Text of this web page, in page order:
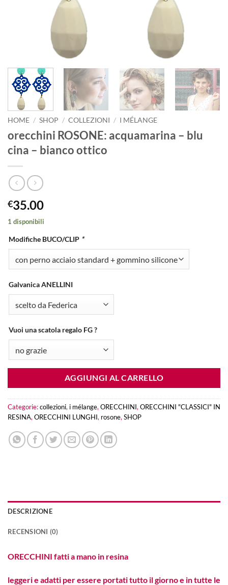
HOME / SHOP / COLLEZIONI / I MÉLANGE
orecchini ROSONE: acquamarina – blu
cina – bianco ottico
€35.00
1 disponibili
Modifiche BUCO/CLIP *
Galvanica ANELLINI
Vuoi una scatola regalo FG ?
AGGIUNGI AL CARRELLO
Categorie:collezioni, i mélange,ORECCHINI,ORECCHINI "CLASSICI" IN
RESINA,ORECCHINI LUNGHI, rosone,SHOP
DESCRIZIONE
RECENSIONI (0)
ORECCHINI fatti a mano in resina
leggeri e adatti per essere portati tutto il giorno e in tutte le